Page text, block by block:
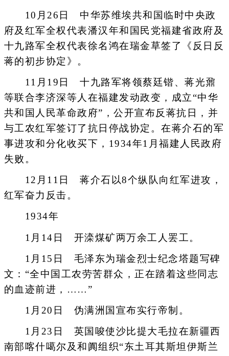
10月26日 中华苏维埃共和国临时中央政
府及红军全权代表潘汉年和国民党福建省政府及
十九路军全权代表徐名鸿在瑞金草签了《反日反
蒋的初步协定》。
11月19日 十九路军将领蔡廷锴、蒋光鼐
等联合李济深等人在福建发动政变，成立“中华
共和国人民革命政府”，公开宣布反蒋抗日，并
与工农红军签订了抗日停战协定。在蒋介石的军
事进攻和分化收买下，1934年1月福建人民政府
失败。
12月11日 蒋介石以8个纵队向红军进攻，
红军奋力反击。
1934年
1月14日 开滦煤矿两万余工人罢工。
1月15日 毛泽东为瑞金烈士纪念塔题写碑
文：“全中国工农劳苦群众，正在踏着这些同志
的血迹前进，……”
1月20日 伪满洲国宣布实行帝制。
1月23日 英国唆使沙比提大毛拉在新疆西
南部喀什噶尔及和阗组织“东土耳其斯坦伊斯兰